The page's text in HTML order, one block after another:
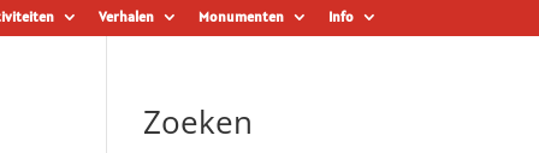
Verhalen Monumenten Info
Zoeken